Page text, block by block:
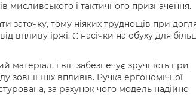
мисливського і тактичного призначення.
заточку, тому ніяких труднощів при
впливу іржі. Є насічки на обуху для
матеріал, і він забезпечує зручність при
зовнішніх впливів. Ручка ергономічної
за рахунок чого модель надійно